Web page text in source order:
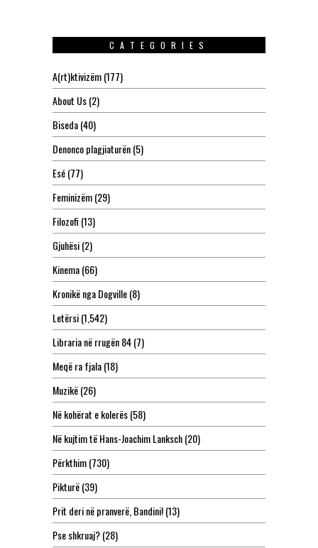
CATEGORIES
A(rt)ktivizëm(177)
About Us(2)
Biseda(40)
Denonco plagjiaturën(5)
Esé(77)
Feminizëm(29)
Filozofi (13)
Gjuhësi(2)
Kinema(66)
Kronikë nga Dogville(8)
Letërsi(1,542)
Libraria në rrugën 84(7)
Meqë ra fjala(18)
Muzikë(26)
Në kohërat e kolerës(58)
Në kujtim të Hans-Joachim Lanksch(20)
Përkthim(730)
Pikturë(39)
Prit deri në pranverë, Bandini!(13)
Pse shkruaj?(28)